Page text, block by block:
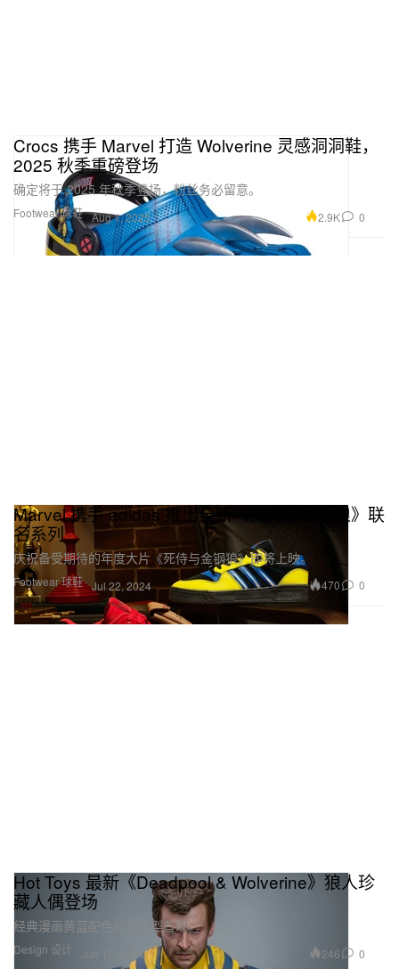
Footwear 球鞋
Crocs 携手 Marvel 打造 Wolverine 灵感洞洞鞋，
2025 秋季重磅登场
确定将于 2025 年秋季登场，粉丝务必留意。
Aug 1, 2025 2.9K 0
Footwear 球鞋
Marvel 携手 adidas 推出全新《死侍与金钢狼》联
名系列
庆祝备受期待的年度大片《死侍与金钢狼》即将上映。
Jul 22, 2024 470 0
Design 设计
Hot Toys 最新《Deadpool & Wolverine》狼人珍
藏人偶登场
经典漫画黄蓝配色战衣造型首现。
Jun 13, 2024 246 0